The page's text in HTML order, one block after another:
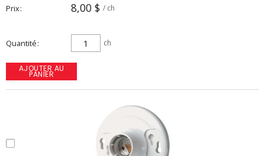
Prix 8,00 $ / ch
Quantité ch
AJOUTER AU
PANIER